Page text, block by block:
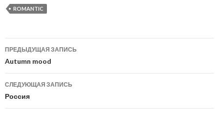
ROMANTIC
Навигация
по
записям
ПРЕДЫДУЩАЯ ЗАПИСЬ
Autumn mood
СЛЕДУЮЩАЯ ЗАПИСЬ
Россия